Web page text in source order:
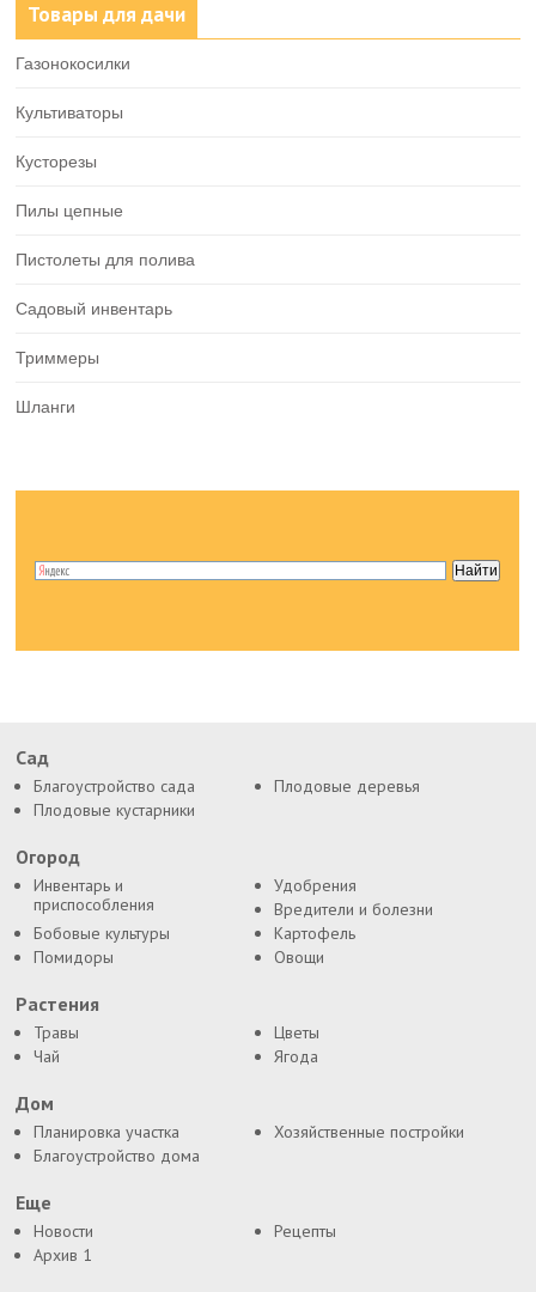
Товары для дачи
Газонокосилки
Культиваторы
Кусторезы
Пилы цепные
Пистолеты для полива
Садовый инвентарь
Триммеры
Шланги
Сад
Благоустройство сада
Плодовые деревья
Плодовые кустарники
Огород
Инвентарь и
приспособления
Удобрения
Вредители и болезни
Бобовые культуры
Картофель
Помидоры
Овощи
Растения
Травы
Цветы
Чай
Ягода
Дом
Планировка участка
Хозяйственные постройки
Благоустройство дома
Еще
Новости
Рецепты
Архив 1